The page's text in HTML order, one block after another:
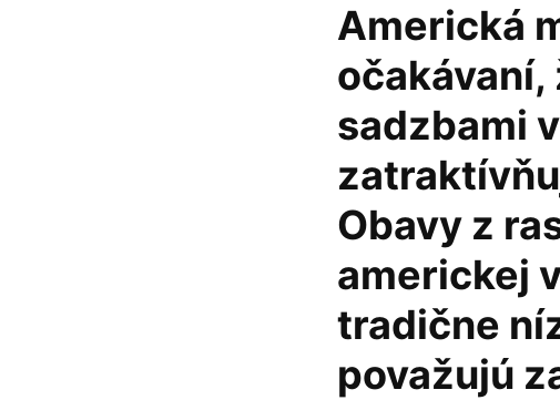
Americká
sadzbami
Obavy z
americkej
tradične
považujú